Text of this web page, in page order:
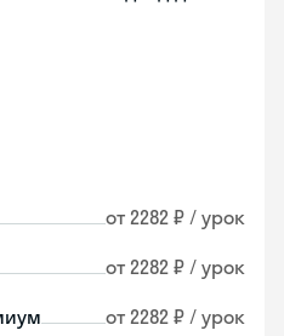
от 2282 ₽ / урок
от 2282 ₽ / урок
от 2282 ₽ / урок